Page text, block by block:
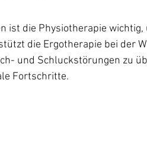
ist die Physiotherapie wichtig,
die Ergotherapie bei der
und Schluckstörungen zu
Fortschritte.